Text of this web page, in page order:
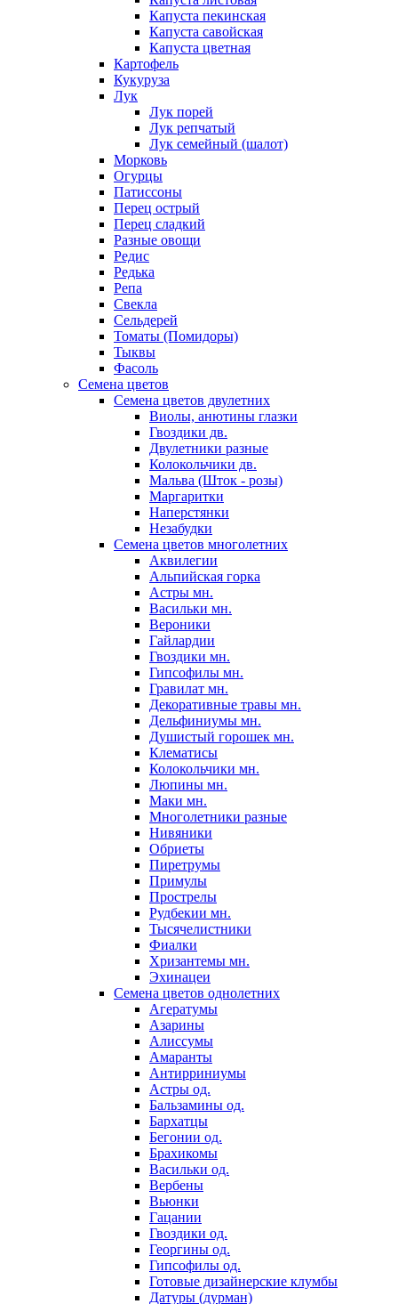
Капуста пекинская
Капуста савойская
Капуста цветная
Картофель
Кукуруза
Лук
Лук порей
Лук репчатый
Лук семейный (шалот)
Морковь
Огурцы
Патиссоны
Перец острый
Перец сладкий
Разные овощи
Редис
Редька
Репа
Свекла
Сельдерей
Томаты (Помидоры)
Тыквы
Фасоль
Семена цветов
Семена цветов двулетних
Виолы, анютины глазки
Гвоздики дв.
Двулетники разные
Колокольчики дв.
Мальва (Шток - розы)
Маргаритки
Наперстянки
Незабудки
Семена цветов многолетних
Аквилегии
Альпийская горка
Астры мн.
Васильки мн.
Вероники
Гайлардии
Гвоздики мн.
Гипсофилы мн.
Гравилат мн.
Декоративные травы мн.
Дельфиниумы мн.
Душистый горошек мн.
Клематисы
Колокольчики мн.
Люпины мн.
Маки мн.
Многолетники разные
Нивяники
Обриеты
Пиретрумы
Примулы
Прострелы
Рудбекии мн.
Тысячелистники
Фиалки
Хризантемы мн.
Эхинацеи
Семена цветов однолетних
Агератумы
Азарины
Алиссумы
Амаранты
Антирриниумы
Астры од.
Бальзамины од.
Бархатцы
Бегонии од.
Брахикомы
Васильки од.
Вербены
Вьюнки
Гацании
Гвоздики од.
Георгины од.
Гипсофилы од.
Готовые дизайнерские клумбы
Датуры (дурман)